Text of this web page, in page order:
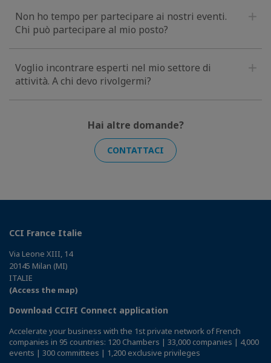
Non ho tempo per partecipare ai nostri eventi.
Chi può partecipare al mio posto?
Voglio incontrare esperti nel mio settore di
attività. A chi devo rivolgermi?
Hai altre domande?
CONTATTACI
CCI France Italie
Via Leone XIII, 14
20145 Milan (MI)
ITALIE
(Access the map)
Download CCIFI Connect application
Accelerate your business with the 1st private network of French
companies in 95 countries: 120 Chambers | 33,000 companies | 4,000
events | 300 committees | 1,200 exclusive privileges